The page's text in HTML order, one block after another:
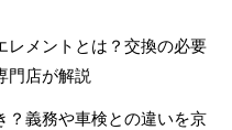
レメントとは？交換の必要
門店が解説
？義務や車検との違いを京